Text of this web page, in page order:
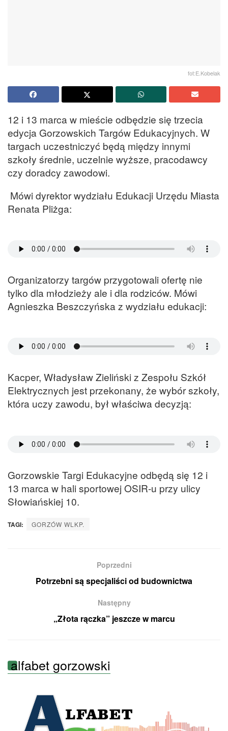
fot:E.Kobelak
12 i 13 marca w mieście odbędzie się trzecia
edycja Gorzowskich Targów Edukacyjnych. W
targach uczestniczyć będą między innymi
szkoły średnie, uczelnie wyższe, pracodawcy
czy doradcy zawodowi.
Mówi dyrektor wydziału Edukacji Urzędu Miasta
Renata Pliżga:
Organizatorzy targów przygotowali ofertę nie
tylko dla młodzieży ale i dla rodziców. Mówi
Agnieszka Beszczyńska z wydziału edukacji:
Kacper, Władysław Zieliński z Zespołu Szkół
Elektrycznych jest przekonany, że wybór szkoły,
która uczy zawodu, był właściwa decyzją:
Gorzowskie Targi Edukacyjne odbędą się 12 i
13 marca w hali sportowej OSIR-u przy ulicy
Słowiańskiej 10.
TAGI: GORZÓW WLKP.
Poprzedni
Potrzebni są specjaliści od budownictwa
Następny
„Złota rączka” jeszcze w marcu
alfabet gorzowski